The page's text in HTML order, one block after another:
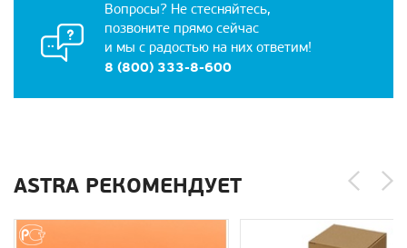
Вопросы? Не стесняйтесь,
позвоните прямо сейчас
и мы с радостью на них ответим!
8 (800) 333-8-600
ASTRA РЕКОМЕНДУЕТ